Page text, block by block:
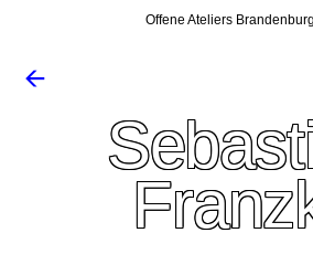
Offene Ateliers
🡨